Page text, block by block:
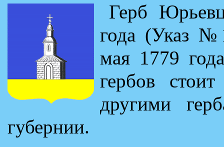
Герб
года (Указ
мая 1779
гербов
другими
губернии.